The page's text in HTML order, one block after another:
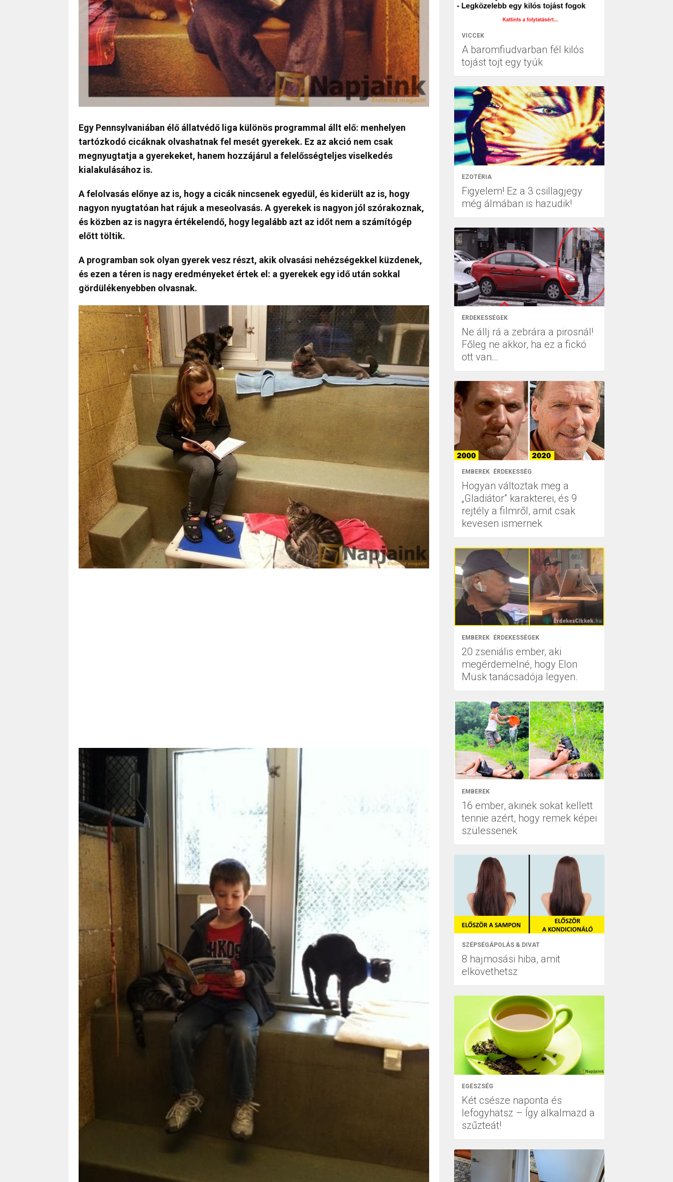
Egy Pennsylvaniában élő állatvédő liga különös programmal állt elő: menhelyen
tartózkodó cicáknak olvashatnak fel mesét gyerekek. Ez az akció nem csak
megnyugtatja a gyerekeket, hanem hozzájárul a felelősségteljes viselkedés
kialakulásához is.
A felolvasás előnye az is, hogy a cicák nincsenek egyedül, és kiderült az is, hogy
nagyon nyugtatóan hat rájuk a meseolvasás. A gyerekek is nagyon jól szórakoznak,
és közben az is nagyra értékelendő, hogy legalább azt az időt nem a számítógép
előtt töltik.
A programban sok olyan gyerek vesz részt, akik olvasási nehézségekkel küzdenek,
és ezen a téren is nagy eredményeket értek el: a gyerekek egy idő után sokkal
gördülékenyebben olvasnak.
VICCEK
A baromfiudvarban fél kilós
tojást tojt egy tyúk
EZOTÉRIA
Figyelem! Ez a 3 csillagjegy
még álmában is hazudik!
ÉRDEKESSÉGEK
Ne állj rá a zebrára a pirosnál!
Főleg ne akkor, ha ez a fickó
ott van…
EMBEREK ÉRDEKESSÉG
Hogyan változtak meg a
„Gladiátor” karakterei, és 9
rejtély a filmről, amit csak
kevesen ismernek
EMBEREK ÉRDEKESSÉGEK
20 zseniális ember, aki
megérdemelné, hogy Elon
Musk tanácsadója legyen.
EMBEREK
16 ember, akinek sokat kellett
tennie azért, hogy remek képei
szülessenek
SZÉPSÉGÁPOLÁS & DIVAT
8 hajmosási hiba, amit
elkövethetsz
EGÉSZSÉG
Két csésze naponta és
lefogyhatsz – Így alkalmazd a
szűzteát!